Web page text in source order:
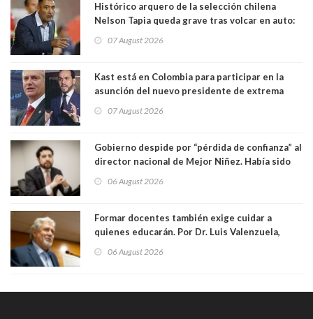
Histórico arquero de la selección chilena
Nelson Tapia queda grave tras volcar en auto:
manejaba en estado de ebriedad
07 August 2026
Kast está en Colombia para participar en la
asunción del nuevo presidente de extrema
derecha Abelardo de la Espriella
07 August 2026
Gobierno despide por “pérdida de confianza” al
director nacional de Mejor Niñez. Había sido
elegido por Alta Dirección Pública
06 August 2026
Formar docentes también exige cuidar a
quienes educarán. Por Dr. Luis Valenzuela,
Patricia Bravo Rojas, Francisca Paudif Carcamo,
Académicos U. Católica Silva Henríquez
06 August 2026